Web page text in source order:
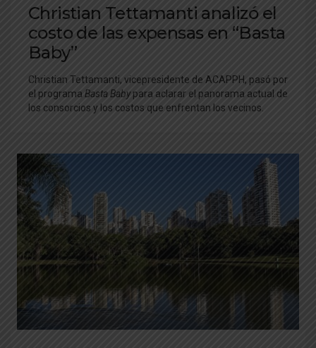
Christian Tettamanti analizó el
costo de las expensas en “Basta
Baby”
Christian Tettamanti, vicepresidente de ACAPPH, pasó por
el programa Basta Babypara aclarar el panorama actual de
los consorcios y los costos que enfrentan los vecinos.